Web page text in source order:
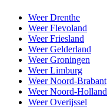
Weer Drenthe
Weer Flevoland
Weer Friesland
Weer Gelderland
Weer Groningen
Weer Limburg
Weer Noord-Brabant
Weer Noord-Holland
Weer Overijssel